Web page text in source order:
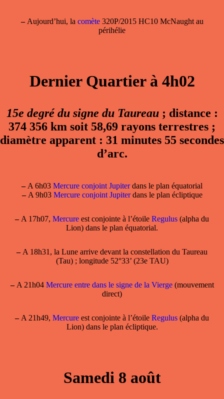
–Aujourd’hui, la comète 320P/2015 HC10 McNaught au
périhélie
Dernier Quartier à 4h02
15e degré du signe du Taureau; distance :
374 356 km soit 58,69 rayons terrestres ;
diamètre apparent : 31 minutes 55 secondes
d’arc.
–A 6h03 Mercure conjoint Jupiterdans le plan équatorial
–A 9h03 Mercure conjoint Jupiterdans le plan écliptique
–A 17h07, Mercure est conjointe à l’étoile Regulus (alpha du
Lion) dans le plan équatorial.
–A 18h31, la Lune arrive devant la constellation du Taureau
(Tau) ; longitude 52°33’ (23e TAU)
–A 21h04 Mercure entre dans le signe de la Vierge (mouvement
direct)
–A 21h49, Mercure est conjointe à l’étoile Regulus (alpha du
Lion) dans le plan écliptique.
Samedi 8 août